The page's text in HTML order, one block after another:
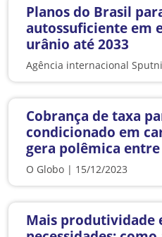
Planos do Brasil
autossuficiente em
urânio até 2033
Agência internacional
Cobrança de taxa
condicionado em
gera polêmica
O Globo | 15/12/2023
Mais produtividade